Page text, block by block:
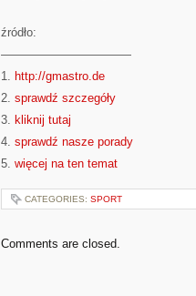
źródło:
———————————
1. http://gmastro.de
2. sprawdź szczegóły
3. kliknij tutaj
4. sprawdź nasze porady
5. więcej na ten temat
CATEGORIES: SPORT
Comments are closed.